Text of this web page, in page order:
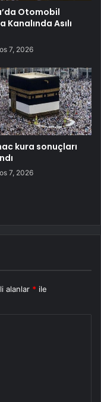
Otomobil
Kanalında Asılı
7, 2026
kura sonuçları
7, 2026
alanlar * ile